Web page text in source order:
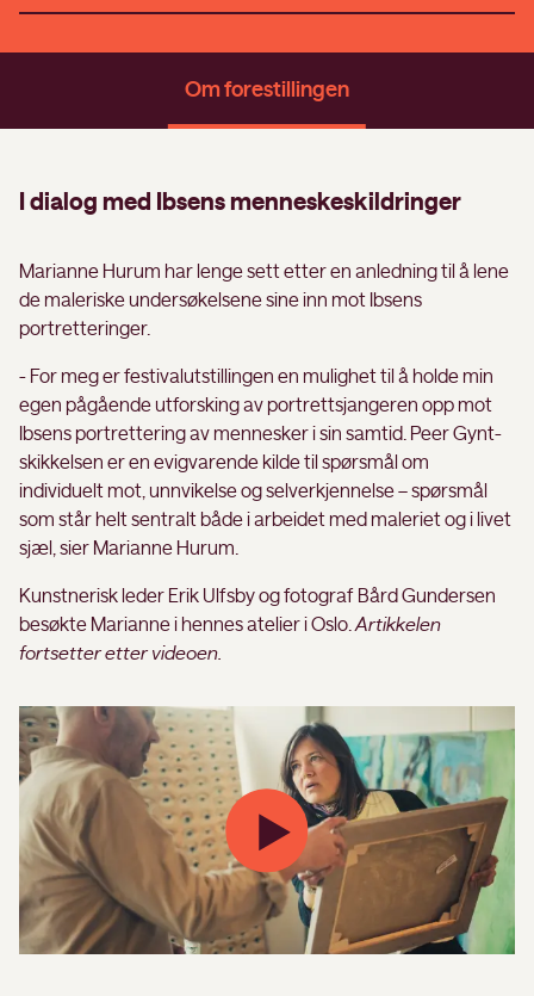
Om forestillingen
I dialog med Ibsens menneskeskildringer
Marianne Hurum har lenge sett etter en anledning til å lene
de maleriske undersøkelsene sine inn mot Ibsens
portretteringer.
- For meg er festivalutstillingen en mulighet til å holde min
egen pågående utforsking av portrettsjangeren opp mot
Ibsens portrettering av mennesker i sin samtid. Peer Gynt-
skikkelsen er en evigvarende kilde til spørsmål om
individuelt mot, unnvikelse og selverkjennelse – spørsmål
som står helt sentralt både i arbeidet med maleriet og i livet
sjæl, sier Marianne Hurum.
Kunstnerisk leder Erik Ulfsby og fotograf Bård Gundersen
besøkte Marianne i hennes atelier i Oslo.Artikkelen
fortsetter etter videoen.